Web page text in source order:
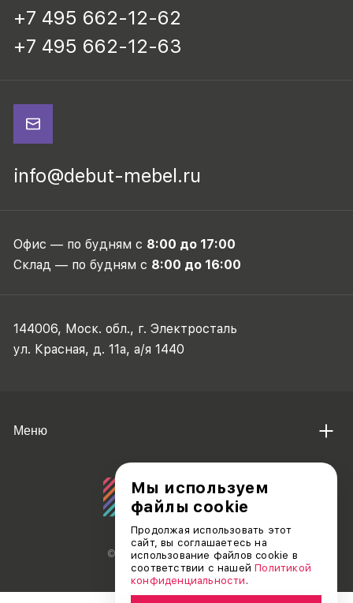
+7 495 662-12-62
+7 495 662-12-63
info@debut-mebel.ru
Офис — по будням с 8:00 до 17:00
Склад — по будням с 8:00 до 16:00
144006, Моск. обл., г. Электросталь
ул. Красная, д. 11а, а/я 1440
© АО «ДЕБЮТ», 2011 — 2026
Меню
Мы используем
файлы cookie
Продолжая использовать этот
сайт, вы соглашаетесь на
использование файлов cookie в
соответствии с нашейПолитикой
конфиденциальности .